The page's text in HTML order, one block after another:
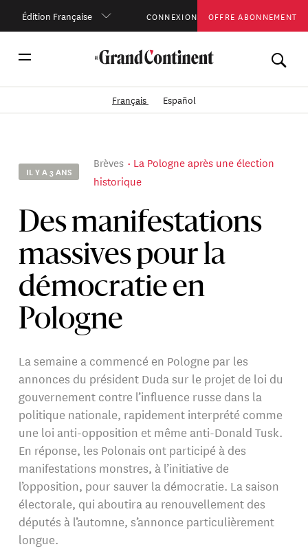
Édition Française CONNEXION OFFRE ABONNEMENT
Français Español
IL Y A 3 ANS
Brèves
La Pologne après une élection
historique
Des manifestations
massives pour la
démocratie en
Pologne
La semaine a commencé en Pologne par les
annonces du président Duda sur le projet de loi du
gouvernement contre l’influence russe dans la
politique nationale, rapidement interprété comme
une loi anti-opposition et même anti-Donald Tusk.
En réponse, les Polonais ont participé à des
manifestations monstres, à l’initiative de
l’opposition, pour sauver la démocratie. La saison
électorale, qui aboutira au renouvellement des
députés à l’automne, s’annonce particulièrement
longue.